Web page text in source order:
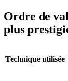
Ordre de
plus
Technique utilisée